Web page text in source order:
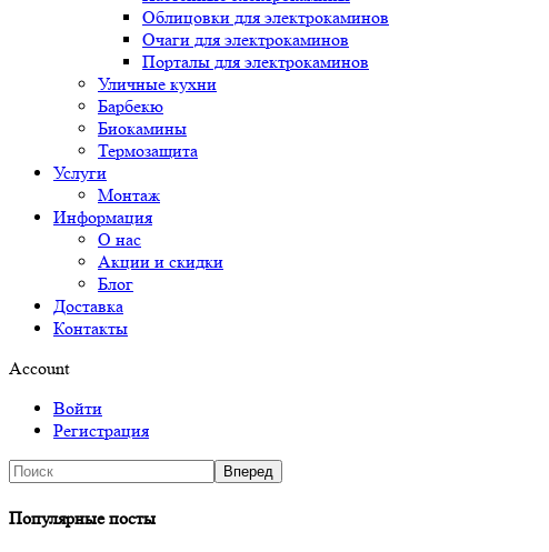
Облицовки для электрокаминов
Очаги для электрокаминов
Порталы для электрокаминов
Уличные кухни
Барбекю
Биокамины
Термозащита
Услуги
Монтаж
Информация
О нас
Акции и скидки
Блог
Доставка
Контакты
Account
Войти
Регистрация
Популярные посты